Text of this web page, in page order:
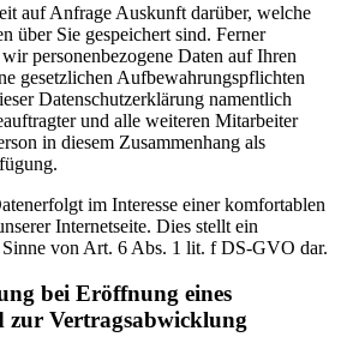
auf Anfrage Auskunft darüber, welche
über Sie gespeichert sind. Ferner
personenbezogene Daten auf Ihren
gesetzlichen Aufbewahrungspflichten
Datenschutzerklärung namentlich
und alle weiteren Mitarbeiter
in diesem Zusammenhang als
im Interesse einer komfortablen
Internetseite. Dies stellt ein
Sinne von Art. 6 Abs. 1 lit. f DS-GVO dar.
bei Eröffnung eines
zur Vertragsabwicklung